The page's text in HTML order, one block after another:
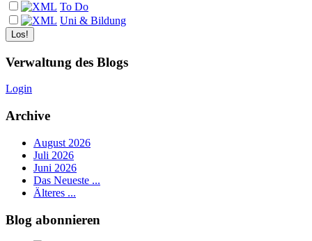
To Do
Uni & Bildung
Verwaltung des Blogs
Login
Archive
August 2026
Juli 2026
Juni 2026
Das Neueste ...
Älteres ...
Blog abonnieren